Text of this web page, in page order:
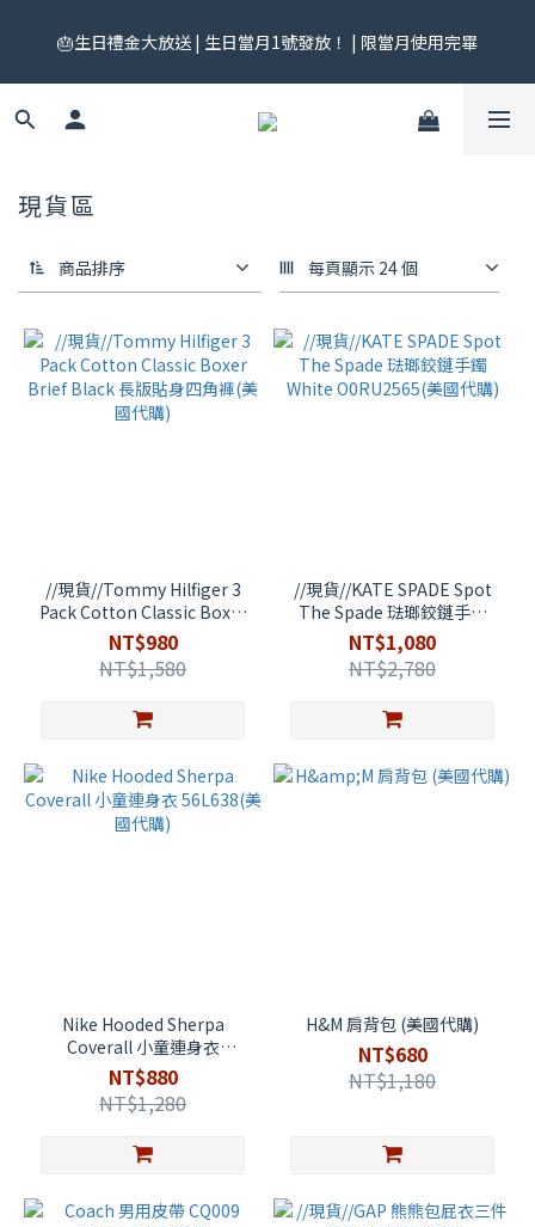
領券中心領，碼碼不同快去領！
🎂生日禮金大放送 | 生日當月1號發放！ | 限當月使用完畢
🎟️ 免運券來了！每月 25 號準時開搶｜$299／$999 各一張｜官網
現貨區
商品排序 每頁顯示 24 個
//現貨//Tommy Hilfiger 3
Pack Cotton Classic Boxer
Brief Black 長版貼身四角褲
(美國代購)
NT$980
NT$1,580
//現貨//KATE SPADE Spot
The Spade 琺瑯鉸鏈手鐲
White O0RU2565(美國代購)
NT$1,080
NT$2,780
Nike Hooded Sherpa
Coverall 小童連身衣
56L638(美國代購)
NT$880
NT$1,280
H&M 肩背包 (美國代購)
NT$680
NT$1,180